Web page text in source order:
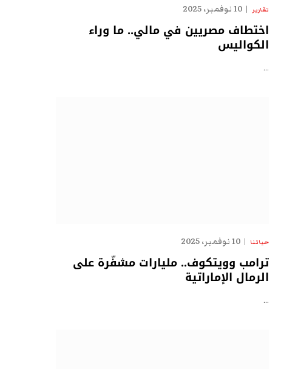
تقارير 10 نوفمبر، 2025
اختطاف مصريين في مالي.. ما وراء
الكواليس
…
حياتنا 10 نوفمبر، 2025
ترامب وويتكوف.. مليارات مشفّرة على
الرمال الإماراتية
…